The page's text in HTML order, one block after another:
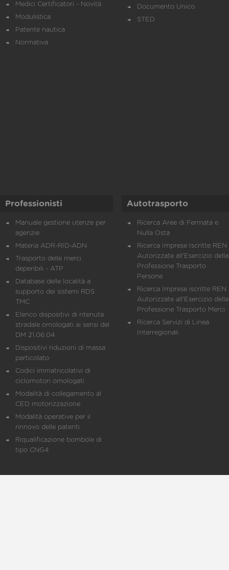
Medici Certificatori - Novità
Modulistica
Patente nautica
Normativa
Documento Unico
STED
Professionisti
Manuale gestione utenze per
agenzie
Materia ADR-RID-ADN
Trasporto delle merci
deperibili - ATP
Database delle località a
supporto dei sistemi RDS
TMC
Elenco dispositivi di ritenuta
stradale omologati ai sensi del
DM 21.06.04
Dispositivi riduzioni di massa
particolato
Codici immatricolativi di
ciclomotori omologati
Modalità di collegamento al
CED motorizzazione
Modalità operative per il
rinnovo delle patenti
Riqualificazione bombole di
tipo CNG4
Autotrasporto
Ricerca Aree di Fermata e
Nulla Osta
Ricerca Imprese Iscritte REN
Autorizzate all'Esercizio della
Professione Trasporto
Persone
Ricerca Imprese iscritte REN
Autorizzate all'Esercizio della
Professione Trasporto Merci
Ricerca Servizi di Linea
Interregionali